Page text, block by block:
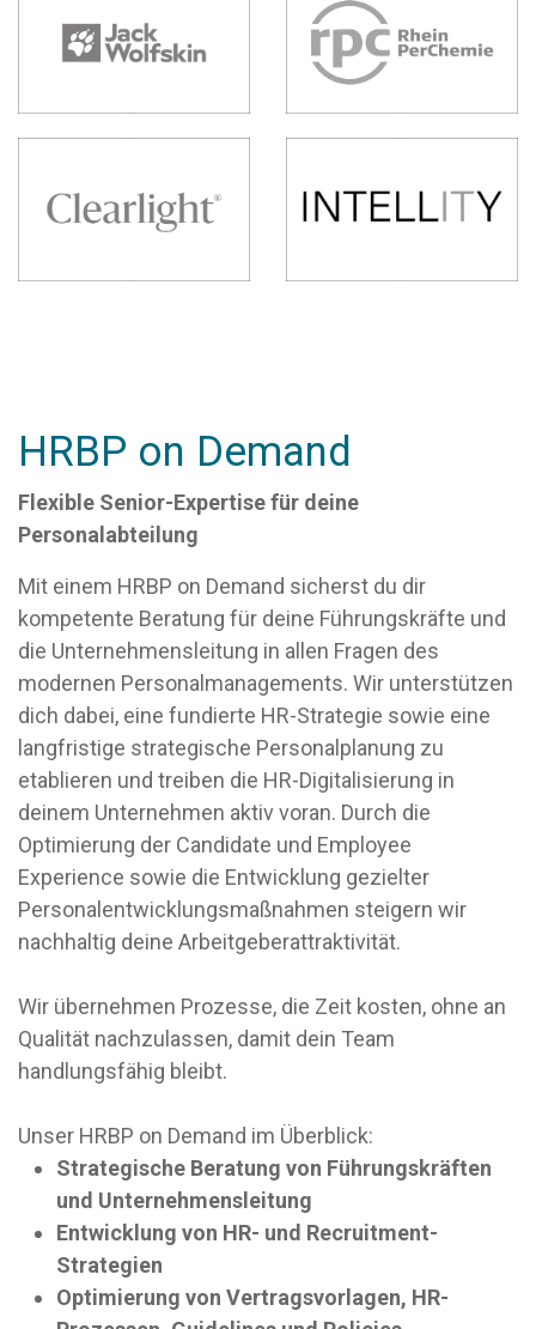
HRBP on Demand
Flexible Senior-Expertise für deine
Personalabteilung
Mit einem HRBP on Demand sicherst du dir
kompetente Beratung für deine Führungskräfte und
die Unternehmensleitung in allen Fragen des
modernen Personalmanagements. Wir unterstützen
dich dabei, eine fundierte HR-Strategie sowie eine
langfristige strategische Personalplanung zu
etablieren und treiben die HR-Digitalisierung in
deinem Unternehmen aktiv voran. Durch die
Optimierung der Candidate und Employee
Experience sowie die Entwicklung gezielter
Personalentwicklungsmaßnahmen steigern wir
nachhaltig deine Arbeitgeberattraktivität.
Wir übernehmen Prozesse, die Zeit kosten, ohne an
Qualität nachzulassen, damit dein Team
handlungsfähig bleibt.
Unser HRBP on Demand im Überblick:
Strategische Beratung von Führungskräften
und Unternehmensleitung
Entwicklung von HR- und Recruitment-
Strategien
Optimierung von Vertragsvorlagen, HR-